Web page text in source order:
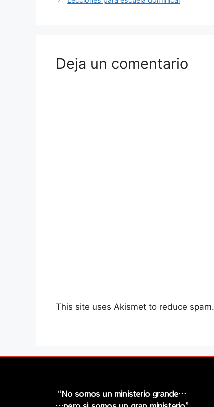
Deja un comentario
This site uses Akismet to reduce spam.
“No somos un ministerio grande…